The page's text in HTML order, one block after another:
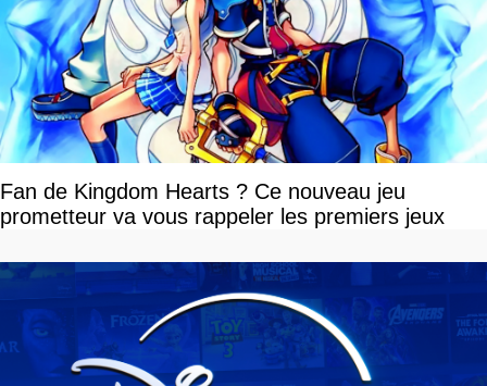
Fan de Kingdom Hearts ? Ce nouveau jeu
prometteur va vous rappeler les premiers jeux